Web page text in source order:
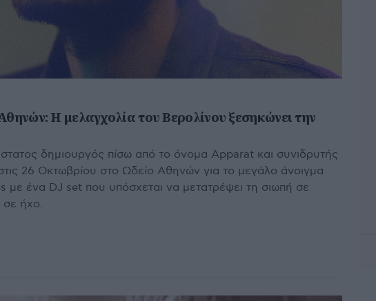
Η μελαγχολία του Βερολίνου ξεσηκώνει την
δημιουργός πίσω από το όνομα Apparat και συνιδρυτής
26 Οκτωβρίου στο Ωδείο Αθηνών για το μεγάλο άνοιγμα
με ένα DJ set που υπόσχεται να μετατρέψει τη σιωπή σε
σε ήχο.